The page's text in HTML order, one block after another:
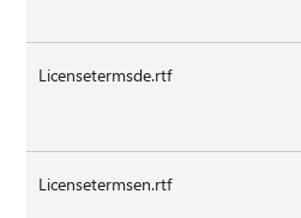
Licensetermsde.rtf
Licensetermsen.rtf